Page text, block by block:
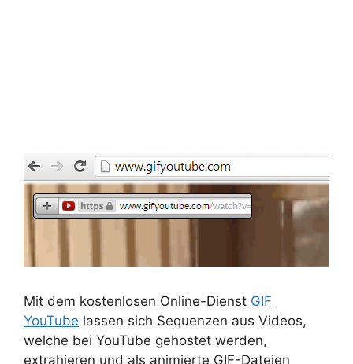
Mit dem kostenlosen Online-Dienst GIF
YouTube lassen sich Sequenzen aus Videos,
welche bei YouTube gehostet werden,
extrahieren und als animierte GIF-Dateien